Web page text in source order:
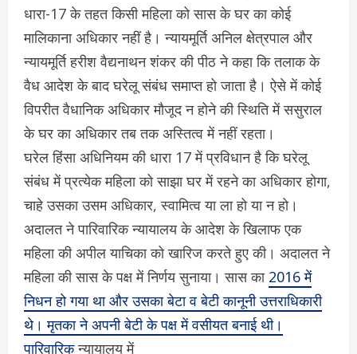
धारा-17 के तहत किसी महिला को सास के घर का कोई
मालिकाना अधिकार नहीं है। न्यायमूर्ति अनिल क्षेत्रपाल और
न्यायमूर्ति हरीश वैद्यनाथन शंकर की पीठ ने कहा कि तलाक के
वैध आदेश के बाद घरेलू संबंध समाप्त हो जाता है। ऐसे में कोई
विपरीत वैधानिक अधिकार मौजूद न होने की स्थिति में ससुराल
के घर का अधिकार तब तक अस्तित्व में नहीं रहता।
घरेल हिंसा अधिनियम की धारा 17 में प्रविधान है कि घरेलू
संबंध में प्रत्येक महिला को साझा घर में रहने का अधिकार होगा,
चाहे उसका उसम अधिकार, स्वामित्व या ला हो या न हो।
अदालत ने पारिवारिक न्यायालय के आदेश के खिलाफ एक
महिला की अपील याचिका को खारिज करते हुए की। अदालत ने
महिला की सास के पक्ष में निर्णय सुनाया। सास का 2016 में
निधन हो गया था और उसका बेटा व बेटी कानूनी उत्तराधिकारी
थे। मृतका ने अपनी बेटी के पक्ष में वसीयत बनाई थी।
पारिवारिकन्यायालय में